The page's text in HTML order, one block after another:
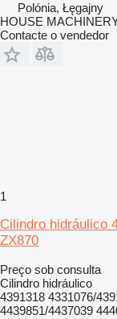
Polónia, Łęgajny
HOUSE
Contacte o vendedor
1
Cilindro hidráulico
ZX870
Preço sob consulta
Cilindro hidráulico
4391318 4331076/
4439851/4437039